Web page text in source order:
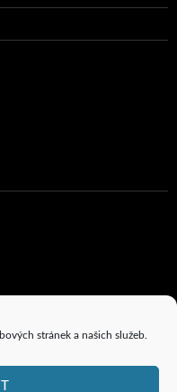
stránek a našich služeb.